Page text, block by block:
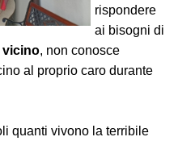
rispondere
ai bisogni di
vicino, non conosce
al proprio caro durante
quanti vivono la terribile